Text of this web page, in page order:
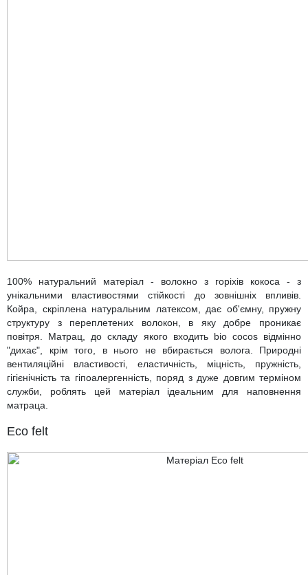
100% натуральний матеріал - волокно з горіхів кокоса - з
унікальними властивостями стійкості до зовнішніх впливів.
Койра, скріплена натуральним латексом, дає об'ємну, пружну
структуру з переплетених волокон, в яку добре проникає
повітря. Матрац, до складу якого входить bio cocos відмінно
"дихає", крім того, в нього не вбирається волога. Природні
вентиляційні властивості, еластичність, міцність, пружність,
гігієнічність та гіпоалергенність, поряд з дуже довгим терміном
служби, роблять цей матеріал ідеальним для наповнення
матраца.
Eco felt